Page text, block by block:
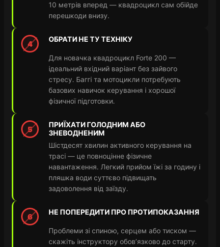
10 метрів вперед — квадроцикл сам обійде
перешкоди внизу.
4
ОБРАТИ НЕ ТУ ТЕХНІКУ
Для новачка квадроцикл Forte 200 —
ідеальний вхідний варіант без зайвого
стресу. Баггі та мотоцикли потребують
базових навичок керування і хорошої
фізичної підготовки.
5
ПРИЇХАТИ ГОЛОДНИМ АБО
ЗНЕВОДНЕНИМ
Шістдесят хвилин активного керування на
трасі — це повноцінне фізичне
навантаження. Легкий прийом їжі за годину і
пляшка води суттєво підвищать
задоволення від заїзду.
6
НЕ ПОПЕРЕДИТИ ПРО ПРОТИПОКАЗАННЯ
Проблеми зі спиною, серцем або тиском —
скажіть інструктору обов’язково до старту.